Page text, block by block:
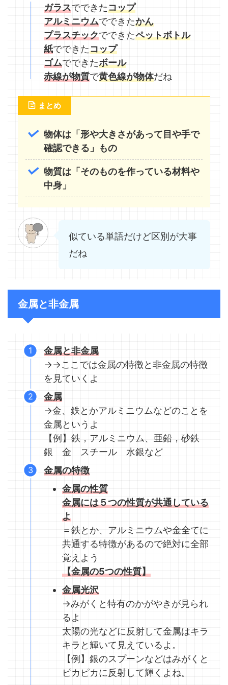
ガラスでできたコップ
アルミニウムでできたかん
プラスチックでできたペットボトル
紙でできたコップ
ゴムでできたボール
赤線が物質で黄色線が物体だね
まとめ
物体は「形や大きさがあって目や手で
確認できる」もの
物質は「そのものを作っている材料や
中身」
似ている単語だけど区別が大事
だね
金属と非金属
金属と非金属
→→ここでは金属の特徴と非金属の特徴
を見ていくよ
金属
→金、鉄とかアルミニウムなどのことを
金属というよ
【例】鉄，アルミニウム、亜鉛，砂鉄
銀 金 スチール 水銀など
金属の特徴
金属の性質
金属には５つの性質が共通している
よ
＝鉄とか、アルミニウムや金全てに
共通する特徴があるので絶対に全部
覚えよう
【金属の5つの性質】
金属光沢
→みがくと特有のかがやきが見られ
るよ
太陽の光などに反射して金属はキラ
キラと輝いて見えているよ。
【例】銀のスプーンなどはみがくと
ピカピカに反射して輝くよね。